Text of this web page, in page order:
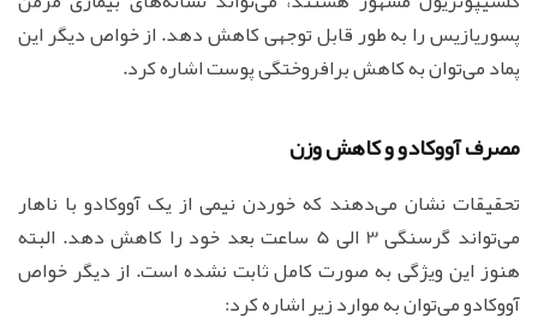
پسوریازیس را به طور قابل توجهی کاهش دهد. از خواص دیگر این
پماد می‌توان به کاهش برافروختگی پوست اشاره کرد.
مصرف آووکادو و کاهش وزن
تحقیقات نشان می‌دهند که خوردن نیمی از یک آووکادو با ناهار
می‌تواند گرسنگی 3 الی 5 ساعت بعد خود را کاهش دهد. البته
هنوز این ویژگی به صورت کامل ثابت نشده است. از دیگر خواص
آووکادو می‌توان به موارد زیر اشاره کرد: